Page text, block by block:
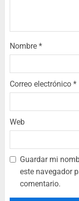
Nombre *
Correo electrónico *
Web
Guardar mi
este navegador
comentario.